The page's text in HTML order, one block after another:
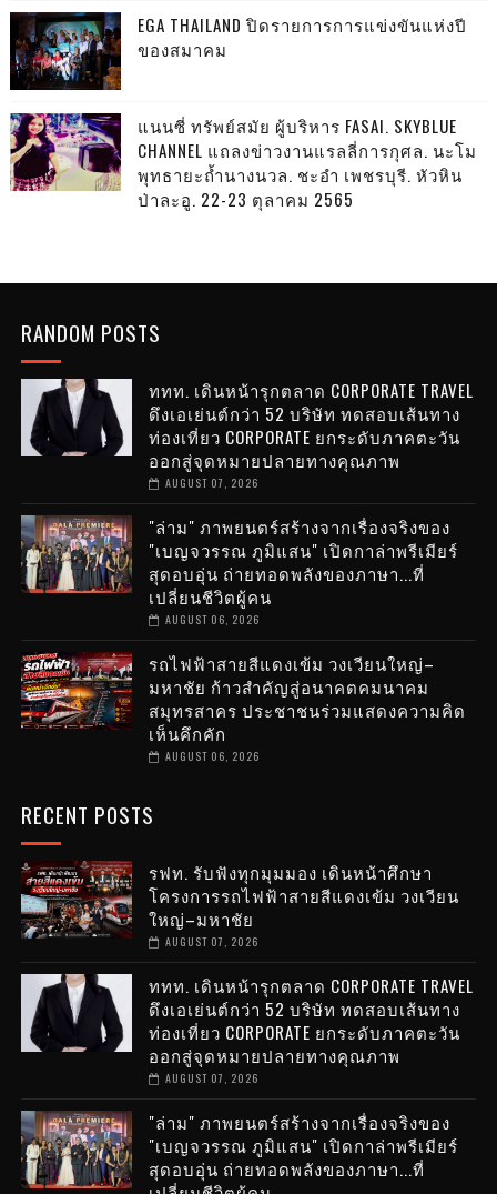
EGA THAILAND ปิดรายการการแข่งขันแห่งปี
ของสมาคม
แนนซี่ ทรัพย์สมัย ผู้บริหาร FASAI. SKYBLUE
CHANNEL แถลงข่าวงานแรลลี่การกุศล. นะโม
พุทธายะถ้ำนางนวล. ชะอำ เพชรบุรี. หัวหิน
ป่าละอู. 22-23 ตุลาคม 2565
RANDOM POSTS
ททท. เดินหน้ารุกตลาด CORPORATE TRAVEL
ดึงเอเย่นต์กว่า 52 บริษัท ทดสอบเส้นทาง
ท่องเที่ยว CORPORATE ยกระดับภาคตะวัน
ออกสู่จุดหมายปลายทางคุณภาพ
AUGUST 07, 2026
"ล่าม" ภาพยนตร์สร้างจากเรื่องจริงของ
"เบญจวรรณ ภูมิแสน" เปิดกาล่าพรีเมียร์
สุดอบอุ่น ถ่ายทอดพลังของภาษา...ที่
เปลี่ยนชีวิตผู้คน
AUGUST 06, 2026
รถไฟฟ้าสายสีแดงเข้ม วงเวียนใหญ่–
มหาชัย ก้าวสำคัญสู่อนาคตคมนาคม
สมุทรสาคร ประชาชนร่วมแสดงความคิด
เห็นคึกคัก
AUGUST 06, 2026
RECENT POSTS
รฟท. รับฟังทุกมุมมอง เดินหน้าศึกษา
โครงการรถไฟฟ้าสายสีแดงเข้ม วงเวียน
ใหญ่–มหาชัย
AUGUST 07, 2026
ททท. เดินหน้ารุกตลาด CORPORATE TRAVEL
ดึงเอเย่นต์กว่า 52 บริษัท ทดสอบเส้นทาง
ท่องเที่ยว CORPORATE ยกระดับภาคตะวัน
ออกสู่จุดหมายปลายทางคุณภาพ
AUGUST 07, 2026
"ล่าม" ภาพยนตร์สร้างจากเรื่องจริงของ
"เบญจวรรณ ภูมิแสน" เปิดกาล่าพรีเมียร์
สุดอบอุ่น ถ่ายทอดพลังของภาษา...ที่